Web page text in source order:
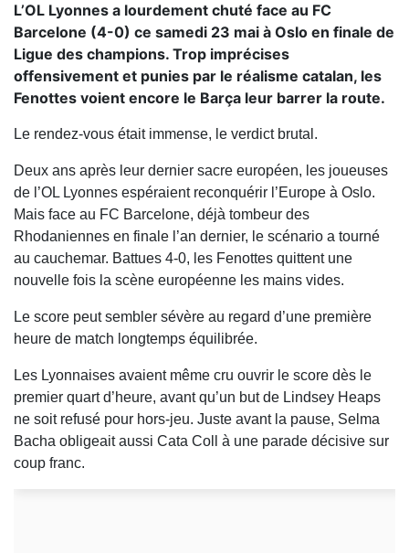
L’OL Lyonnes a lourdement chuté face au FC
Barcelone (4-0) ce samedi 23 mai à Oslo en finale de
Ligue des champions. Trop imprécises
offensivement et punies par le réalisme catalan, les
Fenottes voient encore le Barça leur barrer la route.
Le rendez-vous était immense, le verdict brutal.
Deux ans après leur dernier sacre européen, les joueuses
de l’OL Lyonnes espéraient reconquérir l’Europe à Oslo.
Mais face au FC Barcelone, déjà tombeur des
Rhodaniennes en finale l’an dernier, le scénario a tourné
au cauchemar. Battues 4-0, les Fenottes quittent une
nouvelle fois la scène européenne les mains vides.
Le score peut sembler sévère au regard d’une première
heure de match longtemps équilibrée.
Les Lyonnaises avaient même cru ouvrir le score dès le
premier quart d’heure, avant qu’un but de Lindsey Heaps
ne soit refusé pour hors-jeu. Juste avant la pause, Selma
Bacha obligeait aussi Cata Coll à une parade décisive sur
coup franc.